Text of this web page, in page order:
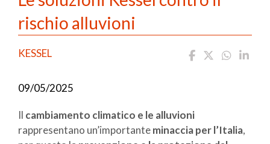
rischio alluvioni
KESSEL
09/05/2025
Il cambiamento climatico e le alluvioni
rappresentano un’importanteminaccia per l’Italia,